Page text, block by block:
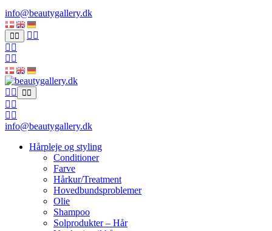
info@beautygallery.dk
info@beautygallery.dk
Hårpleje og styling
Conditioner
Farve
Hårkur/Treatment
Hovedbundsproblemer
Olie
Shampoo
Solprodukter – Hår